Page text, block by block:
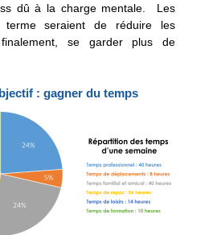
dû à la charge mentale. Les
terme seraient de réduire les
finalement, se garder plus de
: gagner du temps